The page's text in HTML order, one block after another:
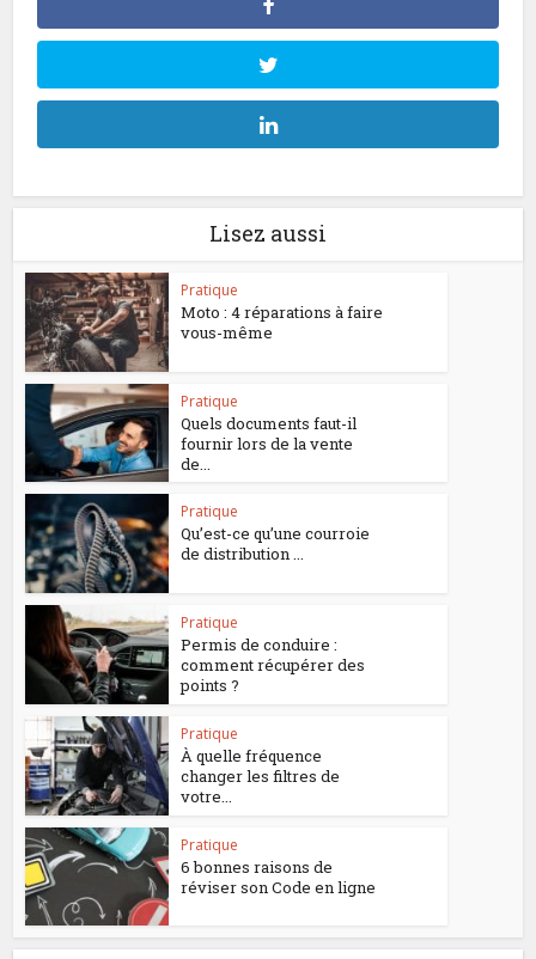
Lisez aussi
Pratique
Moto : 4 réparations à faire
vous-même
Pratique
Quels documents faut-il
fournir lors de la vente
de...
Pratique
Qu’est-ce qu’une courroie
de distribution ...
Pratique
Permis de conduire :
comment récupérer des
points ?
Pratique
À quelle fréquence
changer les filtres de
votre...
Pratique
6 bonnes raisons de
réviser son Code en ligne